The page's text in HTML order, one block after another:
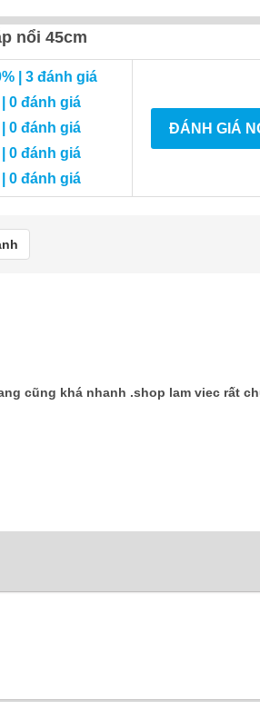
nổi 45cm
| 3 đánh giá
| 0 đánh giá
| 0 đánh giá
| 0 đánh giá
| 0 đánh giá
ĐÁNH GIÁ
cũng khá nhanh .shop lam viec rất